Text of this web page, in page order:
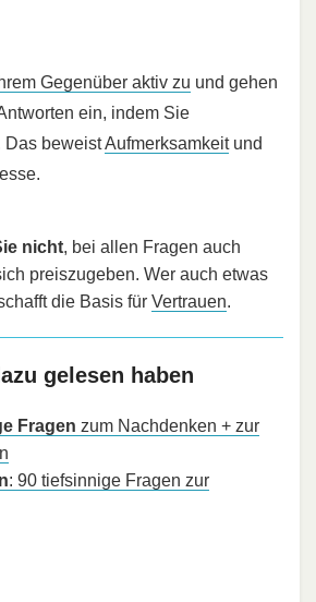
Gegenüber aktiv zu und gehen
ein, indem Sie
Das beweistAufmerksamkeitund
nicht, bei allen Fragen auch
preiszugeben. Wer auch etwas
die Basis für Vertrauen.
gelesen haben
Fragen zum Nachdenken + zur
: 90 tiefsinnige Fragen zur